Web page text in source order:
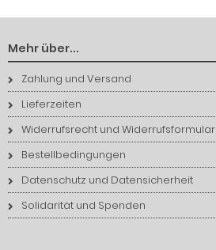
Mehr über...
Zahlung und Versand
Lieferzeiten
Widerrufsrecht und Widerrufsformular
Bestellbedingungen
Datenschutz und Datensicherheit
Solidarität und Spenden